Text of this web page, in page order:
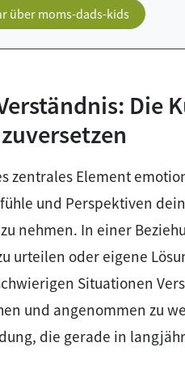
über moms-dads-kids
Die
zentrales Element
und Perspektiven
nehmen. In einer
urteilen oder eigene
Situationen
und angenommen zu
die gerade in